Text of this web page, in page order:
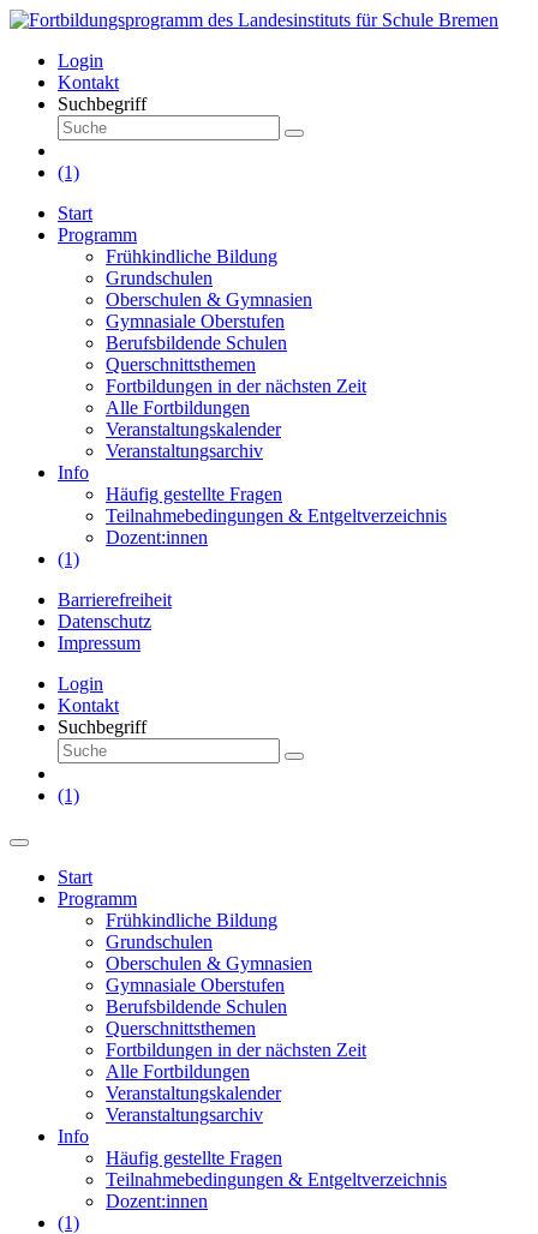
Login
Kontakt
Suchbegriff
(1)
Start
Programm
Frühkindliche Bildung
Grundschulen
Oberschulen & Gymnasien
Gymnasiale Oberstufen
Berufsbildende Schulen
Querschnittsthemen
Fortbildungen in der nächsten Zeit
Alle Fortbildungen
Veranstaltungskalender
Veranstaltungsarchiv
Info
Häufig gestellte Fragen
Teilnahmebedingungen & Entgeltverzeichnis
Dozent:innen
(1)
Barrierefreiheit
Datenschutz
Impressum
Login
Kontakt
Suchbegriff
(1)
Start
Programm
Frühkindliche Bildung
Grundschulen
Oberschulen & Gymnasien
Gymnasiale Oberstufen
Berufsbildende Schulen
Querschnittsthemen
Fortbildungen in der nächsten Zeit
Alle Fortbildungen
Veranstaltungskalender
Veranstaltungsarchiv
Info
Häufig gestellte Fragen
Teilnahmebedingungen & Entgeltverzeichnis
Dozent:innen
(1)